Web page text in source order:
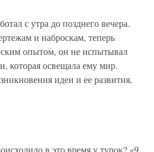
с утра до позднего вечера.
и наброскам, теперь
опытом, он не испытывал
которая освещала ему мир.
идеи и ее развития,
в это время у турок? «9